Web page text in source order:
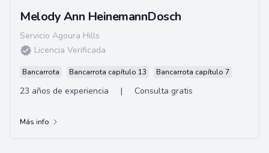
Melody Ann HeinemannDosch
Servicio Agoura Hills
Licencia Verificada
Bancarrota Bancarrota capítulo 13 Bancarrota capítulo 7
23 años de experiencia | Consulta gratis
Más info